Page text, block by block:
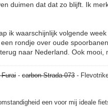
duimen dat dat zo blijft. Ik
ik waarschijnlijk volgende
rondje over oude
naar Nederland. Ook mooi,
Furai-carbon Strada 073-
een voor mij ideale